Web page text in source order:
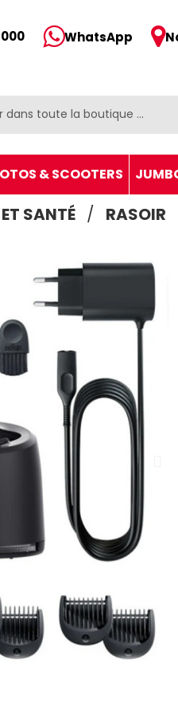
WhatsApp
& SCOOTERS
SANTÉ RASOIR